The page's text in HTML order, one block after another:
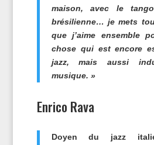
maison, avec le
brésilienne… je mets
que j’aime ensemble
chose qui est encore
jazz, mais aussi
musique. »
Enrico Rava
Doyen du jazz